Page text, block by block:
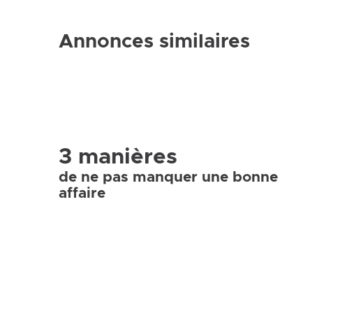
Annonces similaires
3 manières
de ne pas manquer une bonne
affaire